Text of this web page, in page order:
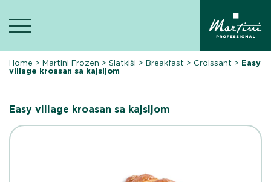
content
Home >Martini Frozen >Slatkiši >Breakfast > Croissant > Easy
village kroasan sa kajsijom
Easy village kroasan sa kajsijom